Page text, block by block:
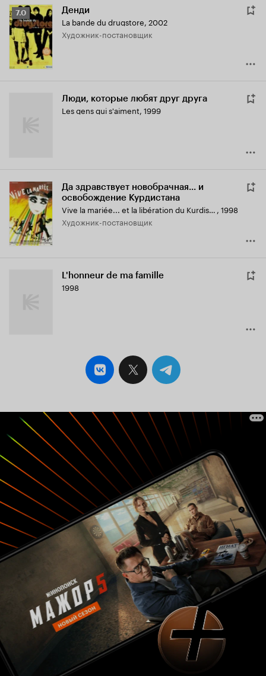
Рейтинг
Кинопоиска
7.0
7.0 Денди
La bande du drugstore, 2002
Художник-постановщик
Люди, которые любят друг друга
Les gens qui s'aiment, 1999
Да здравствует новобрачная... и
освобождение Курдистана
Vive la mariée... et la libération du Kurdistan , 1998
Художник-постановщик
L'honneur de ma famille
1998